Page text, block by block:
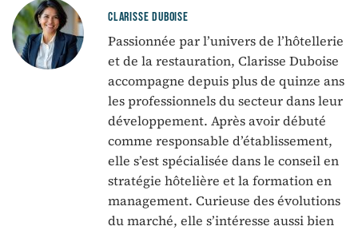
CLARISSE DUBOISE
Passionnée par l’univers de l’hôtellerie
et de la restauration, Clarisse Duboise
accompagne depuis plus de quinze ans
les professionnels du secteur dans leur
développement. Après avoir débuté
comme responsable d’établissement,
elle s’est spécialisée dans le conseil en
stratégie hôtelière et la formation en
management. Curieuse des évolutions
du marché, elle s’intéresse aussi bien